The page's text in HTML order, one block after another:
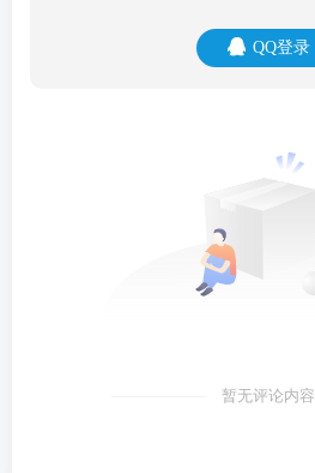
QQ登录
暂无评论内容